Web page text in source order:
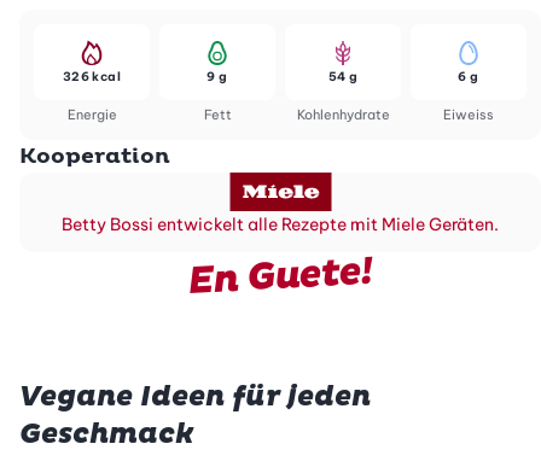
Energie
326 kcal
Fett
9 g
Kohlenhydrate
54 g
Eiweiss
6 g
Kooperation
Betty Bossi entwickelt alle Rezepte mit Miele Geräten.
En Guete!
Vegane Ideen für jeden
Geschmack